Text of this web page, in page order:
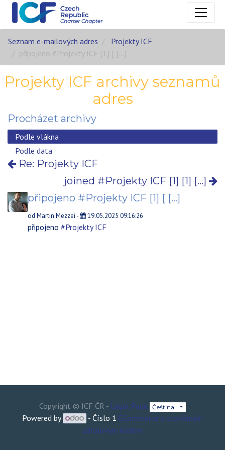
Seznam e-mailových adres
Projekty ICF
připojeno #Projekty ICF [1] [ [...]
Projekty ICF archivy seznamů
adres
Procházet archivy
Podle vlákna
Podle data
Re: Projekty ICF
joined #Projekty ICF [1] [1] [...]
připojeno #Projekty ICF [1] [ [...]
od Martin Mezzei - 19.05.2025 09:16:26
připojeno #Projekty ICF
Copyright © ICF ČR - Legal Page Čeština
Powered by - Číslo 1 ECommerce s otevřeným
zdrojovým kódem